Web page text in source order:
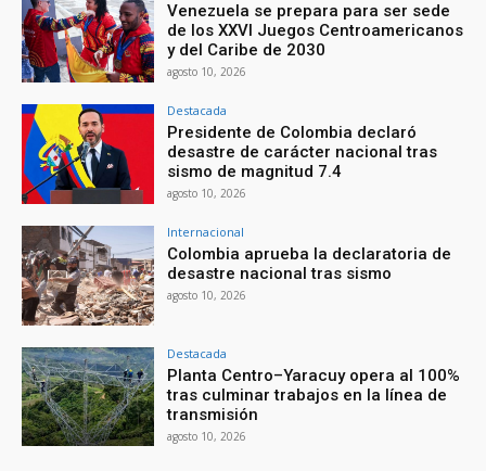
Venezuela se prepara para ser sede
de los XXVI Juegos Centroamericanos
y del Caribe de 2030
agosto 10, 2026
Destacada
Presidente de Colombia declaró
desastre de carácter nacional tras
sismo de magnitud 7.4
agosto 10, 2026
Internacional
Colombia aprueba la declaratoria de
desastre nacional tras sismo
agosto 10, 2026
Destacada
Planta Centro–Yaracuy opera al 100%
tras culminar trabajos en la línea de
transmisión
agosto 10, 2026